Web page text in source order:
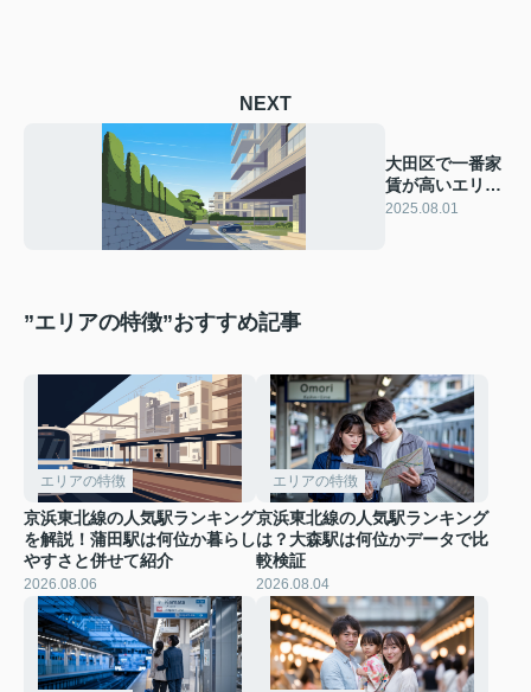
NEXT
大田区で一番家
賃が高いエリア
はどこ？注目の
2025.08.01
”エリアの特徴”おすすめ記事
エリアの特徴
京浜東北線の人気駅ランキング
を解説！蒲田駅は何位か暮らし
やすさと併せて紹介
2026.08.06
エリアの特徴
京浜東北線の人気駅ランキング
は？大森駅は何位かデータで比
較検証
2026.08.04